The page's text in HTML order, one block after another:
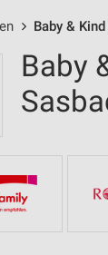
Baby &
Baby